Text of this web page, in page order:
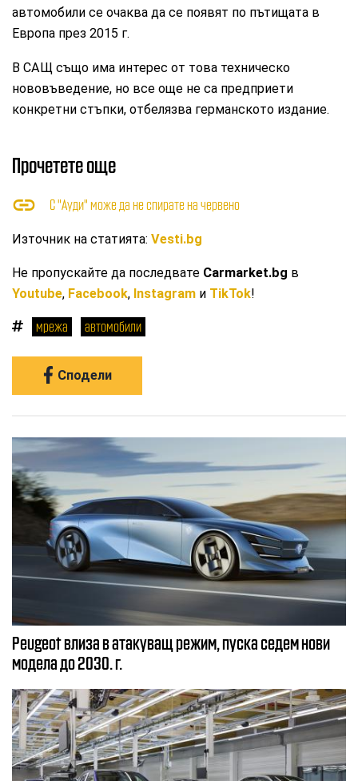
автомобили се очаква да се появят по пътищата в
Европа през 2015 г.
В САЩ също има интерес от това техническо
нововъведение, но все още не са предприети
конкретни стъпки, отбелязва германското издание.
Прочетете още
С "Ауди" може да не спирате на червено
Източник на статията:Vesti.bg
Не пропускайте да последвате Carmarket.bg в
Youtube, Facebook, Instagram и TikTok!
мрежа автомобили
Сподели
Peugeot влиза в атакуващ режим, пуска седем нови
модела до 2030. г.